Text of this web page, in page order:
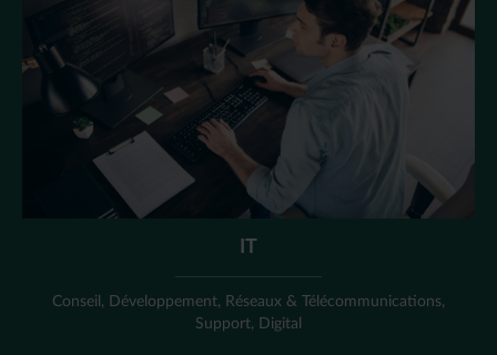
IT
Conseil, Développement, Réseaux & Télécommunications,
Support, Digital